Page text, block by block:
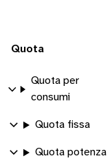
Quota
Quota per
consumi
Quota fissa
Quota potenza